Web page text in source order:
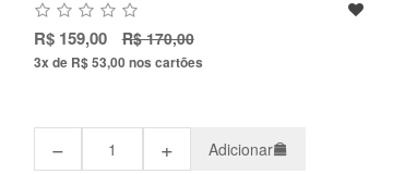
R$ 159,00 R$ 170,00
3x de R$ 53,00nos cartões
− + Adicionar